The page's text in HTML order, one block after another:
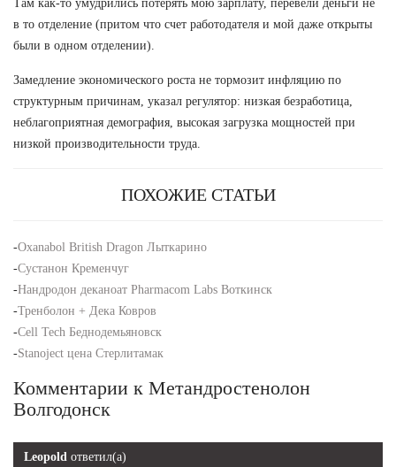
Там как-то умудрились потерять мою зарплату, перевели деньги не
в то отделение (притом что счет работодателя и мой даже открыты
были в одном отделении).
Замедление экономического роста не тормозит инфляцию по
структурным причинам, указал регулятор: низкая безработица,
неблагоприятная демография, высокая загрузка мощностей при
низкой производительности труда.
ПОХОЖИЕ СТАТЬИ
-Oxanabol British Dragon Лыткарино
-Сустанон Кременчуг
-Нандродон деканоат Pharmacom Labs Воткинск
-Тренболон + Дека Ковров
-Cell Tech Беднодемьяновск
-Stanoject цена Стерлитамак
Комментарии к Метандростенолон
Волгодонск
Leopold ответил(а)